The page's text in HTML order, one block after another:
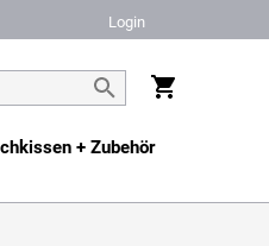
Login
+ Zubehör